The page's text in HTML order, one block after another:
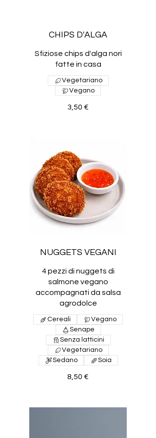
CHIPS D'ALGA
Sfiziose chips d'alga nori
fatte in casa
3,50 €
Vegetariano
Vegano
NUGGETS VEGANI
4 pezzi di nuggets di
salmone vegano
accompagnati da salsa
agrodolce
8,50 €
Cereali
Vegano
Senape
Senza latticini
Vegetariano
Sedano
Soia